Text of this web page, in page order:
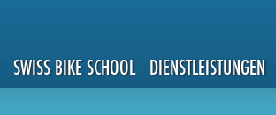
SWISS BIKE SCHOOL DIENSTLEISTUNGEN